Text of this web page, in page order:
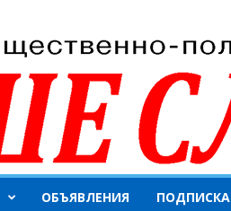
ОБЪЯВЛЕНИЯ ПОДПИСКА